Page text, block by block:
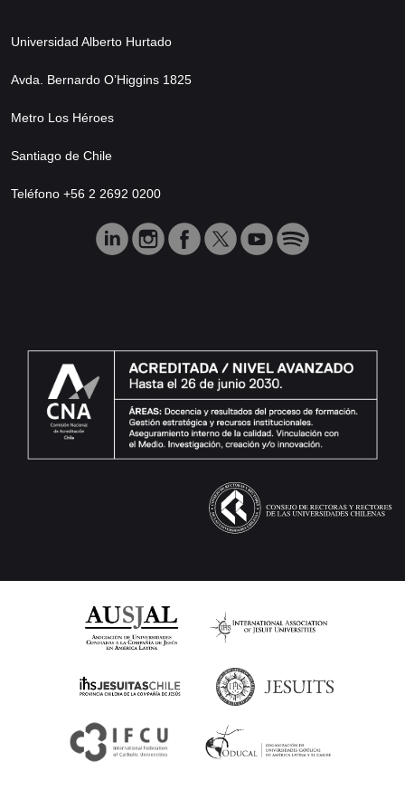
Universidad Alberto Hurtado
Avda. Bernardo O’Higgins 1825
Metro Los Héroes
Santiago de Chile
Teléfono +56 2 2692 0200